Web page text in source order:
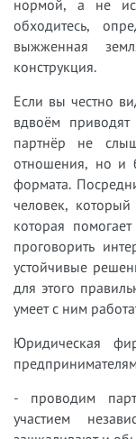
нормой, а не
обходитеcь,
выжженная
конструкция.
Если вы честно
вдвоём
партнёр не
отношения, но и
формата.
человек,
которая
проговорить
устойчивые
для этого
умеет с ним
Юридическая
- проводим
участием